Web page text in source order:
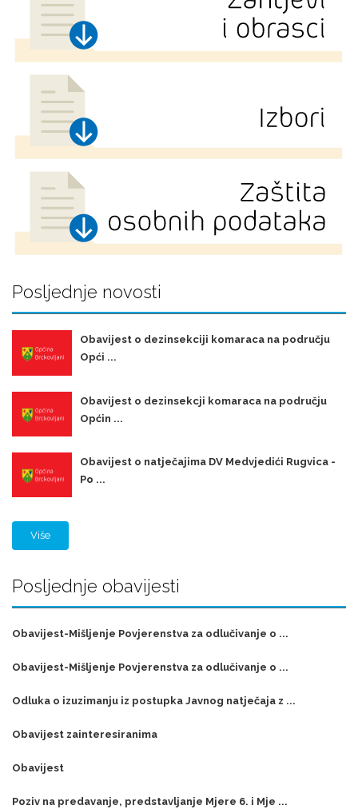
Posljednje novosti
Obavijest o dezinsekciji komaraca na području
Opći ...
Obavijest o dezinsekcji komaraca na području
Općin ...
Obavijest o natječajima DV Medvjedići Rugvica -
Po ...
Više
Posljednje obavijesti
Obavijest-Mišljenje Povjerenstva za odlučivanje o ...
Obavijest-Mišljenje Povjerenstva za odlučivanje o ...
Odluka o izuzimanju iz postupka Javnog natječaja z ...
Obavijest zainteresiranima
Obavijest
Poziv na predavanje, predstavljanje Mjere 6. i Mje ...